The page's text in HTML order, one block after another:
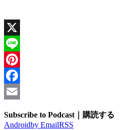
X
Line
Pinterest
Facebook
Subscribe to Podcast｜購読する
Androidby EmailRSS